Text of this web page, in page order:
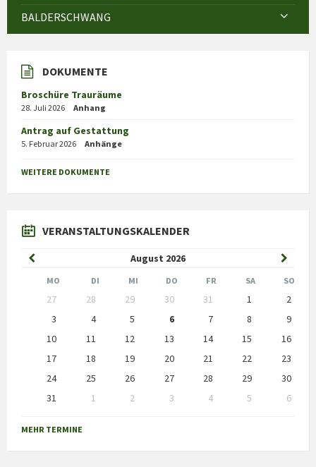
BALDERSCHWANG
DOKUMENTE
Broschüre Trauräume
28. Juli 2026 Anhang
Antrag auf Gestattung
5. Februar 2026 Anhänge
WEITERE DOKUMENTE
VERANSTALTUNGSKALENDER
August 2026
Previous
Month
Month
MO DI MI DO FR SA SO
calendar
27 28 29 30 31 1
2
3
4 5 6 7 8
9
10
11 12 13 14 15
16
17
18 19 20 21 22
23
24
25 26 27 28 29
30
31
1 2 3 4 5
6
calendar
MEHR TERMINE